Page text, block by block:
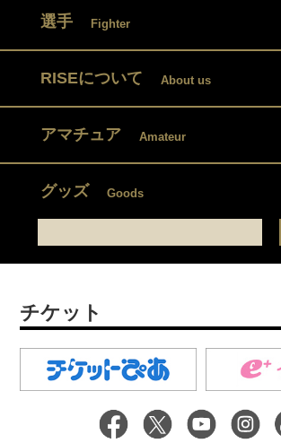
選手 Fighter
RISEについて About us
アマチュア Amateur
グッズ Goods
チケット